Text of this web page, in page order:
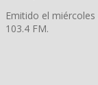
Emitido el miércoles
103.4 FM.